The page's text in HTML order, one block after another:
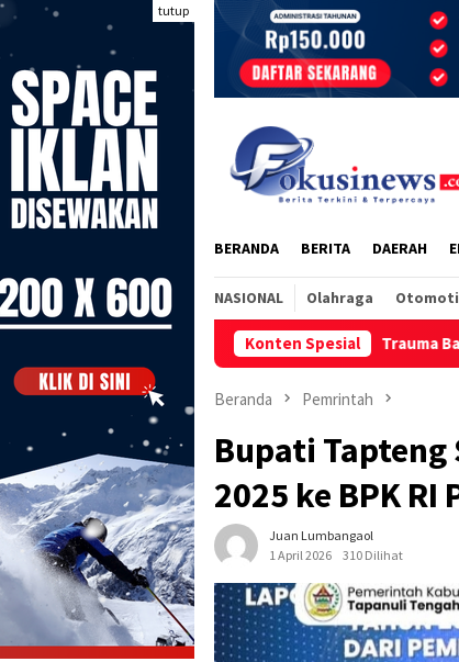
Loncat
konten
tutup
BERANDA BERITA DAERAH
NASIONAL Olahraga
Konten Spesial
Trauma Banjir Puluhan Warga
Beranda Pemrintah
Bupati Tapteng
2025 ke BPK
Juan Lumbangaol
1 April 2026
310 Dilihat